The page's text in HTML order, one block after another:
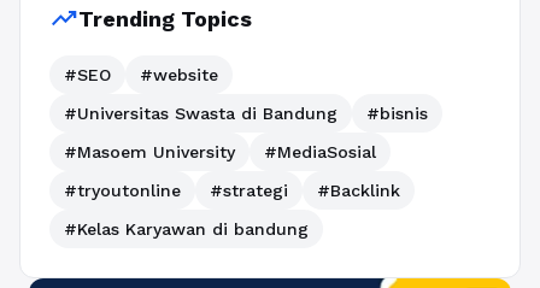
trending_upTrending Topics
#SEO
#website
#Universitas Swasta di Bandung
#bisnis
#Masoem University
#MediaSosial
#tryoutonline
#strategi
#Backlink
#Kelas Karyawan di bandung